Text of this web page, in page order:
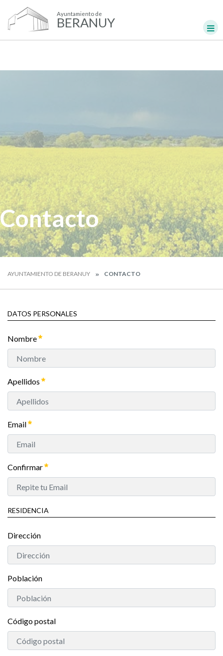
Ayuntamiento de
BERANUY
Contacto
AYUNTAMIENTO DE BERANUY CONTACTO
DATOS PERSONALES
Nombre
Apellidos
Email
Confirmar
RESIDENCIA
Dirección
Población
Código postal